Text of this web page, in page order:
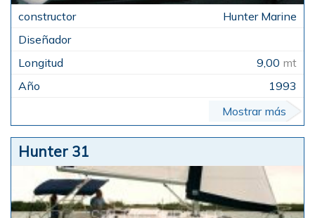
Hunter Marine
9,00 mt
1993
Mostrar más
Hunter 31